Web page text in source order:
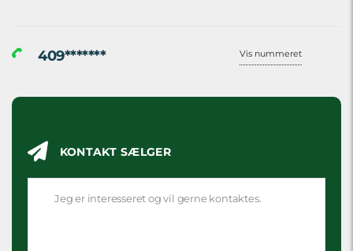
409******* Vis nummeret
KONTAKT SÆLGER